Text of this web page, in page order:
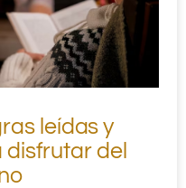
leídas y
del